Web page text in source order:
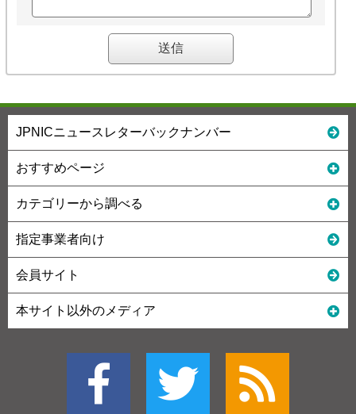
JPNICニュースレターバックナンバー
おすすめページ
カテゴリーから調べる
指定事業者向け
会員サイト
本サイト以外のメディア